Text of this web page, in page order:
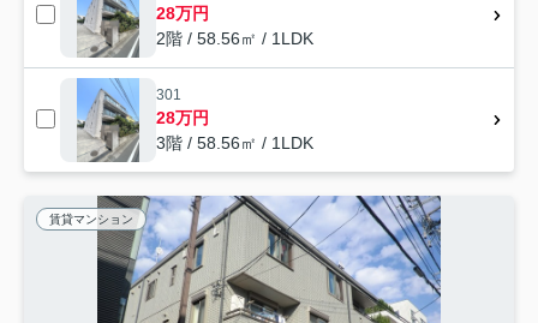
28万円
2階 / 58.56㎡ / 1LDK
301
28万円
3階 / 58.56㎡ / 1LDK
賃貸マンション